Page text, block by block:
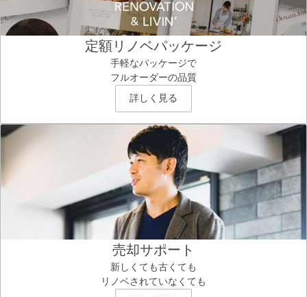
定額リノベパッケージ
手軽なパッケージで
フルオーダーの品質
詳しく見る
売却サポート
新しくても古くても
リノベされていなくても